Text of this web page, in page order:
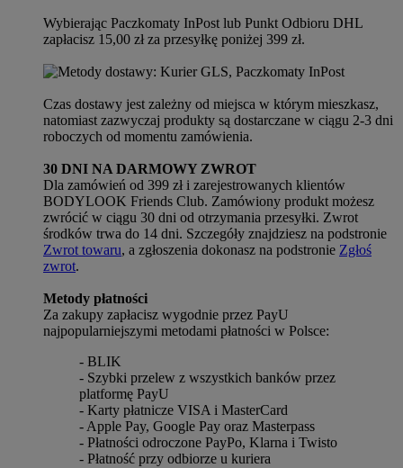
Wybierając Paczkomaty InPost lub Punkt Odbioru DHL
zapłacisz 15,00 zł za przesyłkę poniżej 399 zł.
Czas dostawy jest zależny od miejsca w którym mieszkasz,
natomiast zazwyczaj produkty są dostarczane w ciągu 2-3 dni
roboczych od momentu zamówienia.
30 DNI NA DARMOWY ZWROT
Dla zamówień od 399 zł i zarejestrowanych klientów
BODYLOOK Friends Club. Zamówiony produkt możesz
zwrócić w ciągu 30 dni od otrzymania przesyłki. Zwrot
środków trwa do 14 dni. Szczegóły znajdziesz na podstronie
Zwrot towaru, a zgłoszenia dokonasz na podstronie Zgłoś
zwrot.
Metody płatności
Za zakupy zapłacisz wygodnie przez PayU
najpopularniejszymi metodami płatności w Polsce:
- BLIK
- Szybki przelew z wszystkich banków przez
platformę PayU
- Karty płatnicze VISA i MasterCard
- Apple Pay, Google Pay oraz Masterpass
- Płatności odroczone PayPo, Klarna i Twisto
- Płatność przy odbiorze u kuriera